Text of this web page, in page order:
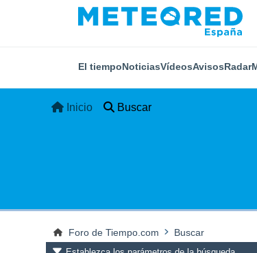
El tiempoNoticiasVídeosAvisosRadar
Inicio Buscar
Foro de Tiempo.com Buscar